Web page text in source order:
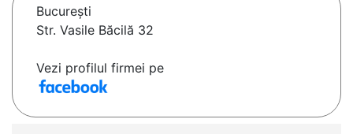
Bucureşti
Str. Vasile Băcilă 32
Vezi profilul firmei pe